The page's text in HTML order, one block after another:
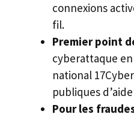
connexions
fil.
Premier point
cyberattaque
national
publiques
Pour les